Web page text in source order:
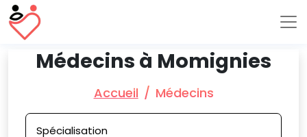
Médecins à Momignies
Accueil Médecins